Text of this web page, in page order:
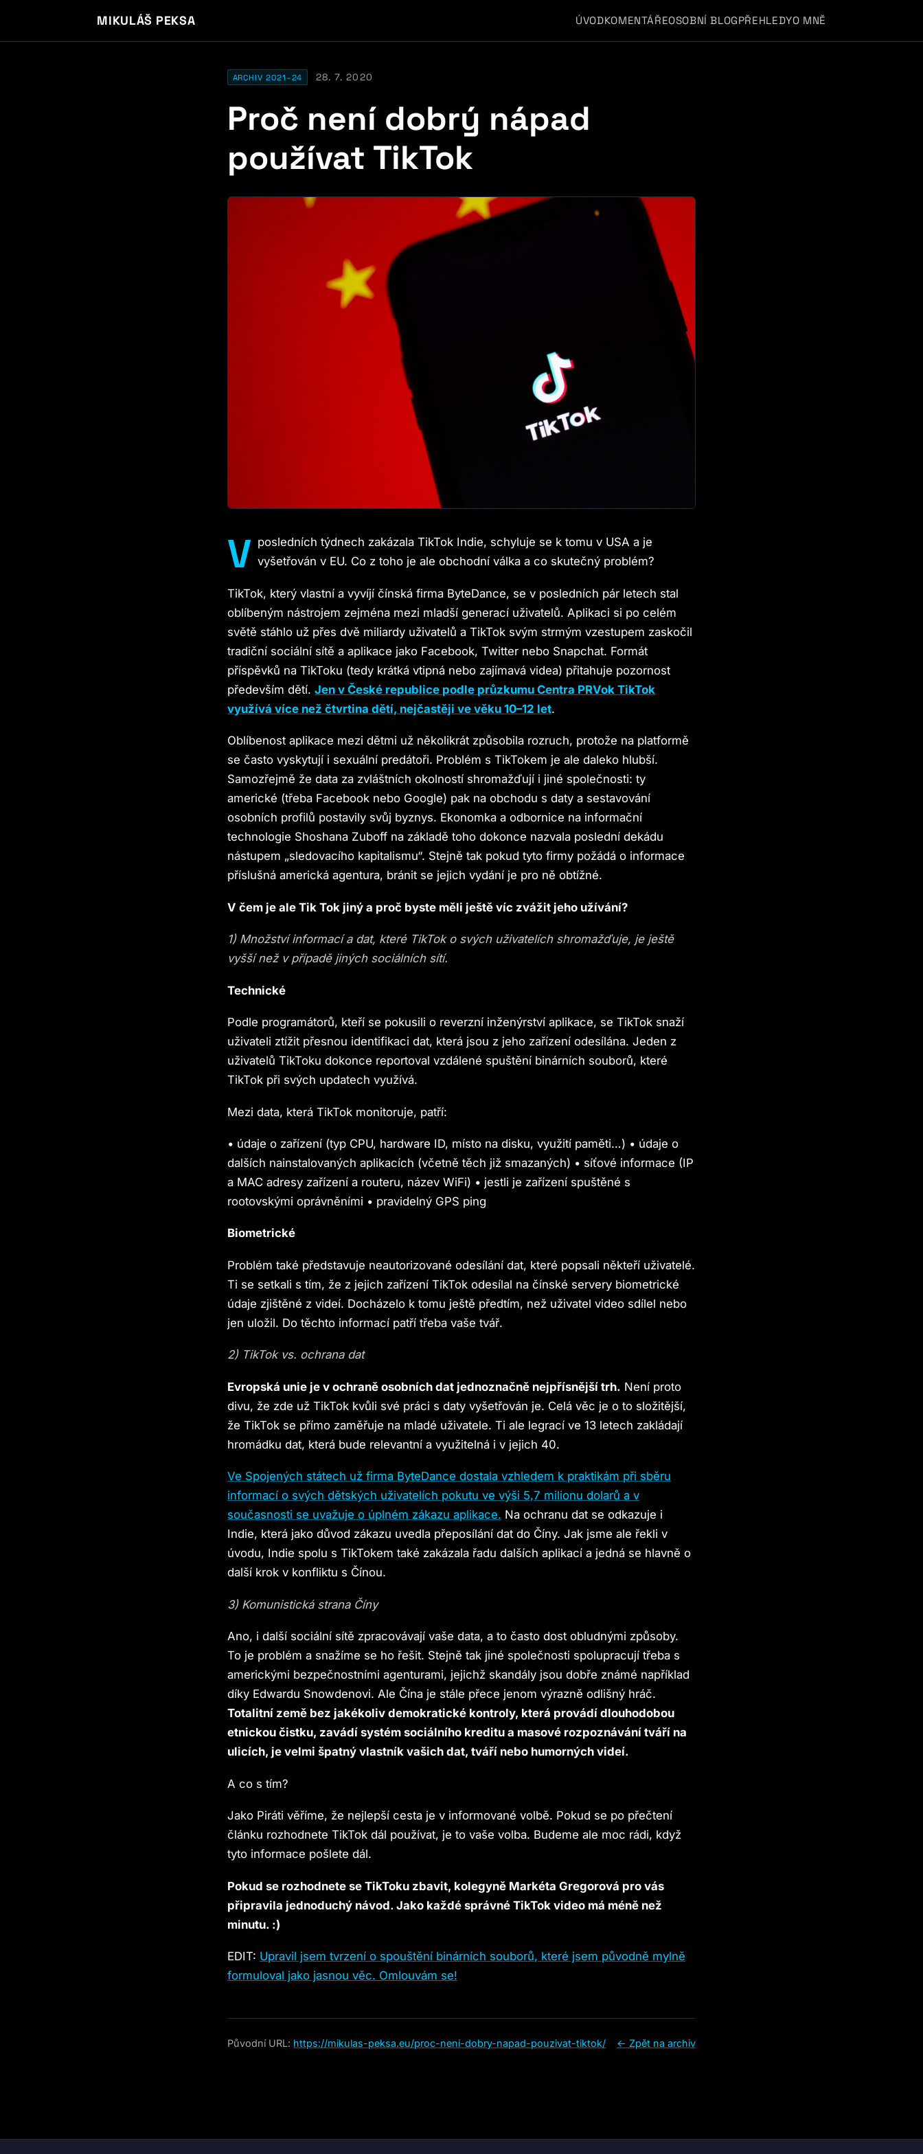
MIKULÁŠ PEKSA ÚVODKOMENTÁŘEOSOBNÍ BLOGPŘEHLEDYO MNĚ
ARCHIV 2021–24 28. 7. 2020
Proč není dobrý nápad
používat TikTok
V posledních týdnech zakázala TikTok Indie, schyluje se k tomu v USA a je
vyšetřován v EU. Co z toho je ale obchodní válka a co skutečný problém?
TikTok, který vlastní a vyvíjí čínská firma ByteDance, se v posledních pár letech stal
oblíbeným nástrojem zejména mezi mladší generací uživatelů. Aplikaci si po celém
světě stáhlo už přes dvě miliardy uživatelů a TikTok svým strmým vzestupem zaskočil
tradiční sociální sítě a aplikace jako Facebook, Twitter nebo Snapchat. Formát
příspěvků na TikToku (tedy krátká vtipná nebo zajímavá videa) přitahuje pozornost
především dětí.Jen v České republice podle průzkumu Centra PRVok TikTok
využívá více než čtvrtina dětí, nejčastěji ve věku 10–12 let.
Oblíbenost aplikace mezi dětmi už několikrát způsobila rozruch, protože na platformě
se často vyskytují i sexuální predátoři. Problém s TikTokem je ale daleko hlubší.
Samozřejmě že data za zvláštních okolností shromažďují i jiné společnosti: ty
americké (třeba Facebook nebo Google) pak na obchodu s daty a sestavování
osobních profilů postavily svůj byznys. Ekonomka a odbornice na informační
technologie Shoshana Zuboff na základě toho dokonce nazvala poslední dekádu
nástupem „sledovacího kapitalismu“. Stejně tak pokud tyto firmy požádá o informace
příslušná americká agentura, bránit se jejich vydání je pro ně obtížné.
V čem je ale Tik Tok jiný a proč byste měli ještě víc zvážit jeho užívání?
1) Množství informací a dat, které TikTok o svých uživatelích shromažďuje, je ještě
vyšší než v případě jiných sociálních sítí.
Technické
Podle programátorů, kteří se pokusili o reverzní inženýrství aplikace, se TikTok snaží
uživateli ztížit přesnou identifikaci dat, která jsou z jeho zařízení odesílána. Jeden z
uživatelů TikToku dokonce reportoval vzdálené spuštění binárních souborů, které
TikTok při svých updatech využívá.
Mezi data, která TikTok monitoruje, patří:
• údaje o zařízení (typ CPU, hardware ID, místo na disku, využití paměti…) • údaje o
dalších nainstalovaných aplikacích (včetně těch již smazaných) • síťové informace (IP
a MAC adresy zařízení a routeru, název WiFi) • jestli je zařízení spuštěné s
rootovskými oprávněními • pravidelný GPS ping
Biometrické
Problém také představuje neautorizované odesílání dat, které popsali někteří uživatelé.
Ti se setkali s tím, že z jejich zařízení TikTok odesílal na čínské servery biometrické
údaje zjištěné z videí. Docházelo k tomu ještě předtím, než uživatel video sdílel nebo
jen uložil. Do těchto informací patří třeba vaše tvář.
2) TikTok vs. ochrana dat
Evropská unie je v ochraně osobních dat jednoznačně nejpřísnější trh. Není proto
divu, že zde už TikTok kvůli své práci s daty vyšetřován je. Celá věc je o to složitější,
že TikTok se přímo zaměřuje na mladé uživatele. Ti ale legrací ve 13 letech zakládají
hromádku dat, která bude relevantní a využitelná i v jejich 40.
Ve Spojených státech už firma ByteDance dostala vzhledem k praktikám při sběru
informací o svých dětských uživatelích pokutu ve výši 5,7 milionu dolarů a v
současnosti se uvažuje o úplném zákazu aplikace. Na ochranu dat se odkazuje i
Indie, která jako důvod zákazu uvedla přeposílání dat do Číny. Jak jsme ale řekli v
úvodu, Indie spolu s TikTokem také zakázala řadu dalších aplikací a jedná se hlavně o
další krok v konfliktu s Čínou.
3) Komunistická strana Číny
Ano, i další sociální sítě zpracovávají vaše data, a to často dost obludnými způsoby.
To je problém a snažíme se ho řešit. Stejně tak jiné společnosti spolupracují třeba s
americkými bezpečnostními agenturami, jejichž skandály jsou dobře známé například
díky Edwardu Snowdenovi. Ale Čína je stále přece jenom výrazně odlišný hráč.
Totalitní země bez jakékoliv demokratické kontroly, která provádí dlouhodobou
etnickou čistku, zavádí systém sociálního kreditu a masové rozpoznávání tváří na
ulicích, je velmi špatný vlastník vašich dat, tváří nebo humorných videí.
A co s tím?
Jako Piráti věříme, že nejlepší cesta je v informované volbě. Pokud se po přečtení
článku rozhodnete TikTok dál používat, je to vaše volba. Budeme ale moc rádi, když
tyto informace pošlete dál.
Pokud se rozhodnete se TikToku zbavit, kolegyně Markéta Gregorová pro vás
připravila jednoduchý návod. Jako každé správné TikTok video má méně než
minutu. :)
EDIT: Upravil jsem tvrzení o spouštění binárních souborů, které jsem původně mylně
formuloval jako jasnou věc. Omlouvám se!
Původní URL: https://mikulas-peksa.eu/proc-neni-dobry-napad-pouzivat-tiktok/ ← Zpět na archiv